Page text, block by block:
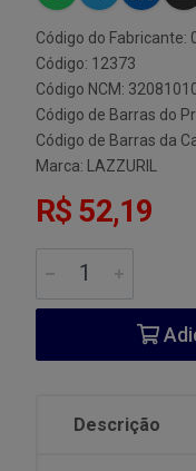
Código do Fabricante:
Código: 12373
Código NCM:
Código de Barras do
Código de Barras da
Marca: LAZZURIL
R$ 52,19
Descrição